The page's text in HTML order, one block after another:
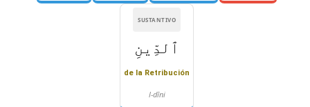
SUSTANTIVO
ٱلدِّينِ
de la Retribución
l-dīni